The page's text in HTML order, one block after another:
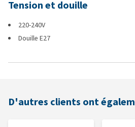
Tension et douille
220-240V
Douille E27
D'autres clients ont